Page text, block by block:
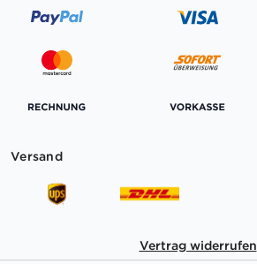
Versand
Vertrag widerrufen